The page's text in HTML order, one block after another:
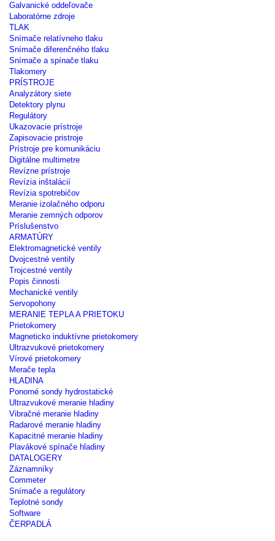
Galvanické oddeľovače
Laboratórne zdroje
TLAK
Snímače relatívneho tlaku
Snímače diferenčného tlaku
Snímače a spínače tlaku
Tlakomery
PRÍSTROJE
Analyzátory siete
Detektory plynu
Regulátory
Ukazovacie prístroje
Zapisovacie pristroje
Prístroje pre komunikáciu
Digitálne multimetre
Revízne prístroje
Revízia inštalácií
Revízia spotrebičov
Meranie izolačného odporu
Meranie zemných odporov
Príslušenstvo
ARMATÚRY
Elektromagnetické ventily
Dvojcestné ventily
Trojcestné ventily
Popis činnosti
Mechanické ventily
Servopohony
MERANIE TEPLA A PRIETOKU
Prietokomery
Magneticko induktívne prietokomery
Ultrazvukové prietokomery
Vírové prietokomery
Merače tepla
HLADINA
Ponorné sondy hydrostatické
Ultrazvukové meranie hladiny
Vibračné meranie hladiny
Radarové meranie hladiny
Kapacitné meranie hladiny
Plavákové spínače hladiny
DATALOGERY
Záznamníky
Commeter
Snímače a regulátory
Teplotné sondy
Software
ČERPADLÁ